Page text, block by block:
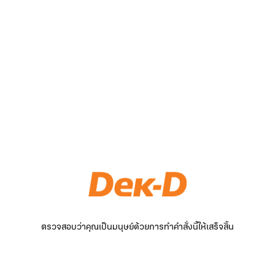
ตรวจสอบว่าคุณเป็นมนุษย์ด้วยการทำคำสั่งนี้ให้เสร็จสิ้น